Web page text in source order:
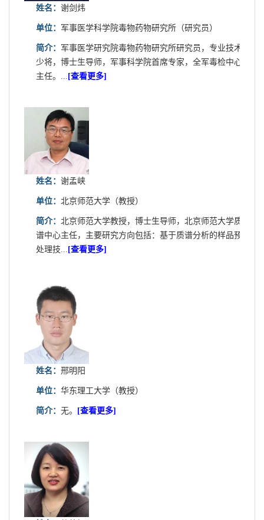
姓名： 谢剑炜
单位： 军事医学科学院毒物药物研究所（研究员）
简介： 军事医学研究院毒物药物研究所研究员，专业技术
少将，博士生导师，军事科学院首席专家，全军毒检中心
主任。... [查看更多]
姓名： 谢孟峡
单位： 北京师范大学（教授）
简介： 北京师范大学教授，博士生导师，北京师范大学质
谱中心主任，主要研究方向包括：基于质谱分析的样品预
处理技... [查看更多]
姓名： 邢明阳
单位： 华东理工大学（教授）
简介： 无。 [查看更多]